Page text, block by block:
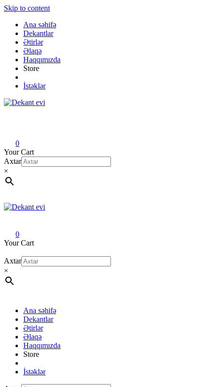
Skip to content
Ana səhifə
Dekantlar
Ətirlər
Əlaqə
Haqqımızda
Store
İstəklər
0
Your Cart
Axtar
×
0
Your Cart
Axtar
×
Ana səhifə
Dekantlar
Ətirlər
Əlaqə
Haqqımızda
Store
İstəklər